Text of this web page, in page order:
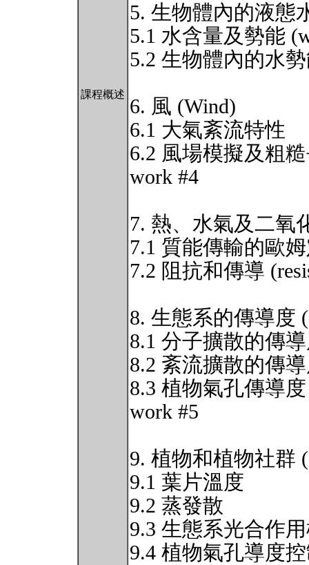
課程概述
5. 生物體內的液態
5.1 水含量及勢能
5.2 生物體內的水
6. 風 (Wind)
6.1 大氣紊流特性
6.2 風場模擬及粗糙
work #4
7. 熱、水氣及二氧
7.1 質能傳輸的歐
7.2 阻抗和傳導
8. 生態系的傳導度
8.1 分子擴散的傳
8.2 紊流擴散的傳
8.3 植物氣孔傳導度
work #5
9. 植物和植物社群
9.1 葉片溫度
9.2 蒸發散
9.3 生態系光合作
9.4 植物氣孔導度